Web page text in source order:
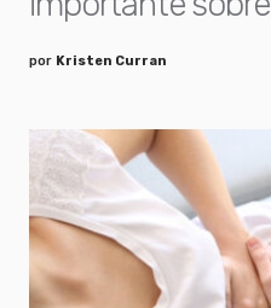
por Kristen Curran